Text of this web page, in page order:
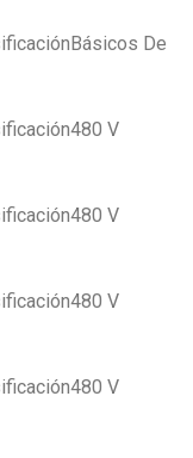
De
V
V
V
V